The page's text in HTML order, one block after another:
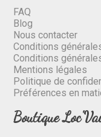
FAQ
Blog
Nous contacter
Conditions
Conditions
Mentions légales
Politique de
Préférences en
Boutique